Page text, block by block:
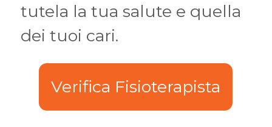
tutela la tua salute e quella
dei tuoi cari.
Verifica Fisioterapista